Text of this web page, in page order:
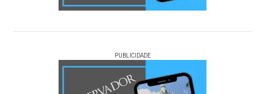
PUBLICIDADE